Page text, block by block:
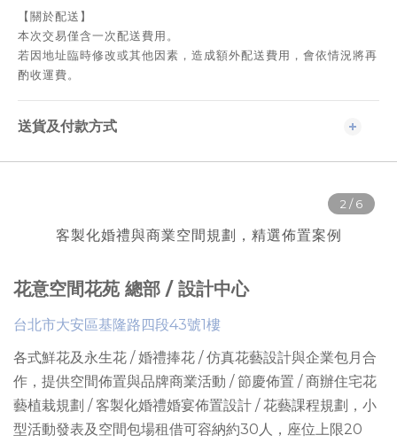
【關於配送】
本次交易僅含一次配送費用。
若因地址臨時修改或其他因素，造成額外配送費用，會依情況將再
酌收運費。
送貨及付款方式
客製化婚禮與商業空間規劃，精選佈置案例
花意空間花苑 總部 / 設計中心
台北市大安區基隆路四段43號1樓
各式鮮花及永生花 / 婚禮捧花 / 仿真花藝設計與企業包月合
作，提供空間佈置與品牌商業活動 / 節慶佈置 / 商辦住宅花
藝植栽規劃 / 客製化婚禮婚宴佈置設計 / 花藝課程規劃 ， 小
型活動發表及空間包場租借可容納約30人 ，座位上限20